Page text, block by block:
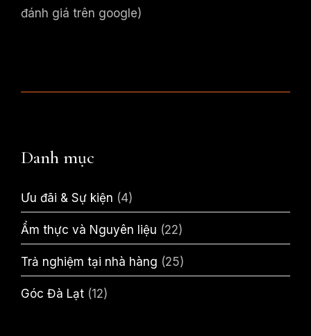
đánh giá trên google)
Danh mục
Ưu đãi & Sự kiện (4)
Ẩm thực và Nguyên liệu (22)
Trả nghiệm tại nhà hàng (25)
Góc Đà Lạt (12)